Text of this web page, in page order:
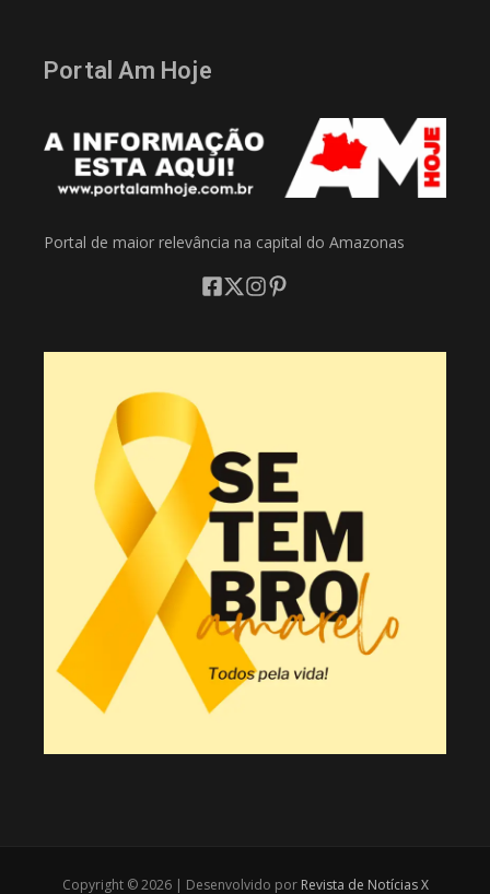
Portal Am Hoje
Portal de maior relevância na capital do Amazonas
Copyright © 2026 | Desenvolvido por Revista de Notícias X